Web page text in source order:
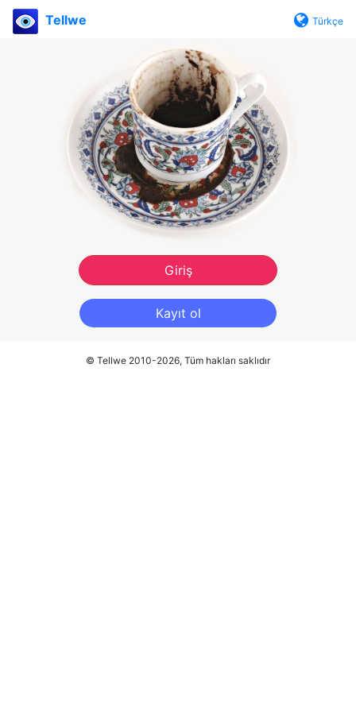
Tellwe Türkçe
Giriş
Kayıt ol
© Tellwe 2010-2026, Tüm hakları saklıdır